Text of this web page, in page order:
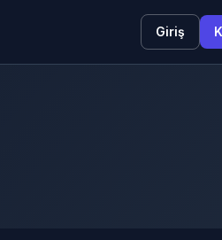
Giriş